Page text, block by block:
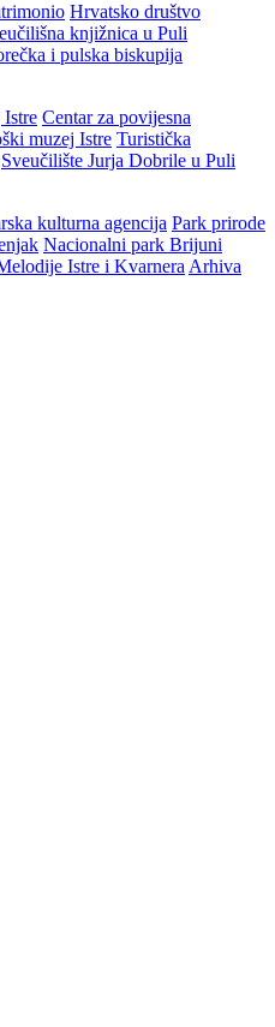
Hrvatsko društvo
knjižnica u Puli
i pulska biskupija
Centar za povijesna
muzej Istre Turistička
Sveučilište Jurja Dobrile u Puli
kulturna agencija Park prirode
Nacionalni park Brijuni
Istre i Kvarnera Arhiva